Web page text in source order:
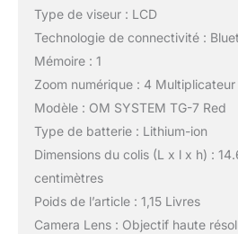
Type de viseur : LCD
Technologie de connectivité :
Mémoire : 1
Zoom numérique : 4 Multiplicateur
Modèle : OM SYSTEM TG-7 Red
Type de batterie : Lithium-ion
Dimensions du colis (L x l x h) :
centimètres
Poids de l’article : 1,15 Livres
Camera Lens : Objectif haute